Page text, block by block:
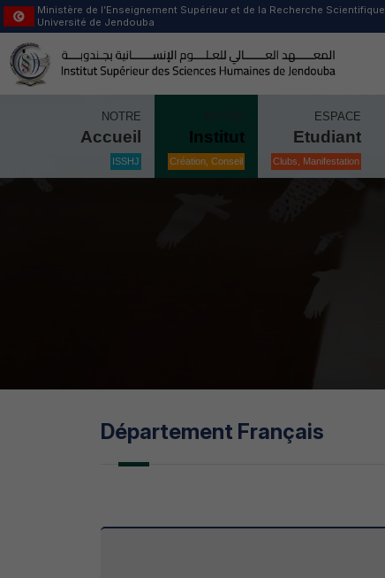
Ministère de l’Enseignement Supérieur et de la Recherche Scientifique
Université de Jendouba
NOTRE
Accueil
ISSHJ
Institut
Création, Conseil
ESPACE
Etudiant
Clubs, Manifestation
Département Français